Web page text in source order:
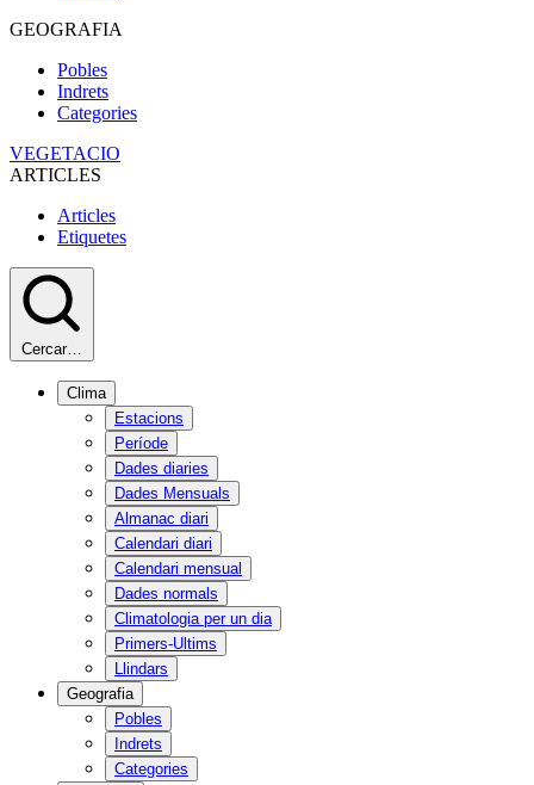
GEOGRAFIA
Pobles
Indrets
Categories
VEGETACIO
ARTICLES
Articles
Etiquetes
Cercar…
Clima
Estacions
Període
Dades diaries
Dades Mensuals
Almanac diari
Calendari diari
Calendari mensual
Dades normals
Climatologia per un dia
Primers-Ultims
Llindars
Geografia
Pobles
Indrets
Categories